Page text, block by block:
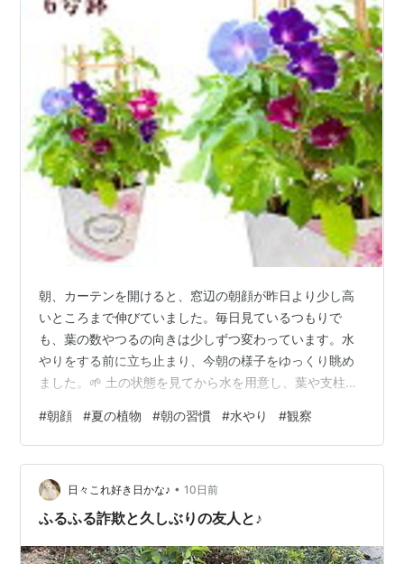
朝、カーテンを開けると、窓辺の朝顔が昨日より少し高
いところまで伸びていました。毎日見ているつもりで
も、葉の数やつるの向きは少しずつ変わっています。水
やりをする前に立ち止まり、今朝の様子をゆっくり眺め
ました。🌱 土の状態を見てから水を用意し、葉や支柱の
で、無理に引っぱらず、支柱へ沿う位置をそっと整えま
した。短い作業ですが、植物に合わせて手を動かすと朝
の気持ちも落ち着きます。 花が咲いた日だけでなく、つ
ぼみがふくらむ途中や葉が増える様子にも楽しさがあり
ます。写真を一枚残しておくと、数日前との違いが分か
付…
#朝顔 #夏の植物 #朝の習慣 #水やり #観察
日々これ好き日かな♪ • 10日前
ふるふる詐欺と久しぶりの友人と♪